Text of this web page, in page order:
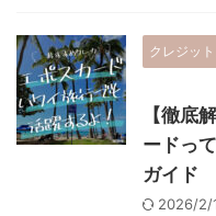
クレジッ
【徹底
ードっ
ガイド
2026/2/